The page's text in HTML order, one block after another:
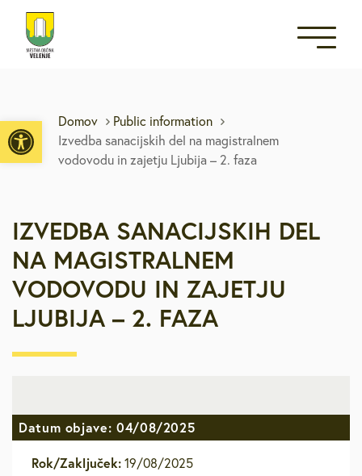
Open toolbar
Domov
Public information
Izvedba sanacijskih del na magistralnem
vodovodu in zajetju Ljubija – 2. faza
IZVEDBA SANACIJSKIH DEL
NA MAGISTRALNEM
VODOVODU IN ZAJETJU
LJUBIJA – 2. FAZA
Datum objave: 04/08/2025
Rok/Zaključek: 19/08/2025